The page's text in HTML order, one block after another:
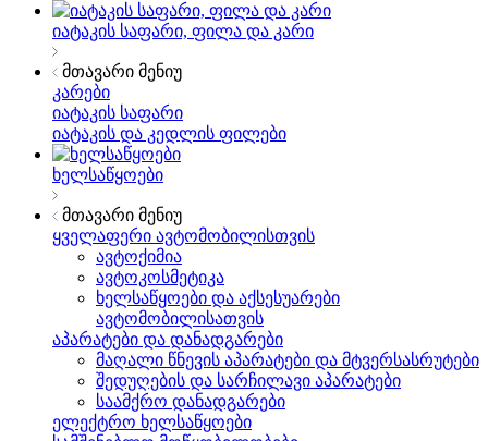
იატაკის საფარი, ფილა და კარი
მთავარი მენიუ
კარები
იატაკის საფარი
იატაკის და კედლის ფილები
ხელსაწყოები
მთავარი მენიუ
ყველაფერი ავტომობილისთვის
ავტოქიმია
ავტოკოსმეტიკა
ხელსაწყოები და აქსესუარები
ავტომობილისათვის
აპარატები და დანადგარები
მაღალი წნევის აპარატები და მტვერსასრუტები
შედუღების და სარჩილავი აპარატები
საამქრო დანადგარები
ელექტრო ხელსაწყოები